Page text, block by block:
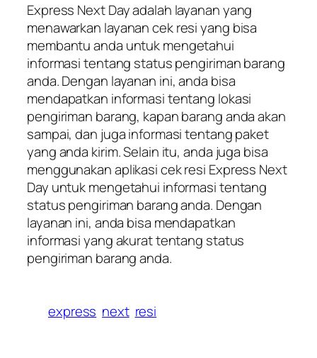
Express Next Day adalah layanan yang
menawarkan layanan cek resi yang bisa
membantu anda untuk mengetahui
informasi tentang status pengiriman barang
anda. Dengan layanan ini, anda bisa
mendapatkan informasi tentang lokasi
pengiriman barang, kapan barang anda akan
sampai, dan juga informasi tentang paket
yang anda kirim. Selain itu, anda juga bisa
menggunakan aplikasi cek resi Express Next
Day untuk mengetahui informasi tentang
status pengiriman barang anda. Dengan
layanan ini, anda bisa mendapatkan
informasi yang akurat tentang status
pengiriman barang anda.
express next resi